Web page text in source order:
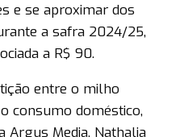
e se aproximar dos
a safra 2024/25,
a R$ 90.
entre o milho
consumo doméstico,
Argus Media, Nathalia